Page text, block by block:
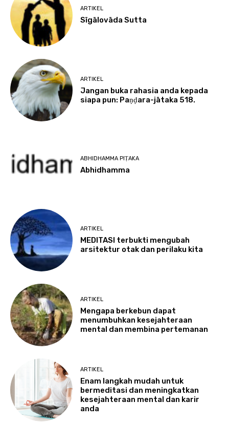
ARTIKEL
Sīgālovāda Sutta
ARTIKEL
Jangan buka rahasia anda kepada
siapa pun: Paṇḍara-jātaka 518.
ABHIDHAMMA PIṬAKA
Abhidhamma
ARTIKEL
MEDITASI terbukti mengubah
arsitektur otak dan perilaku kita
ARTIKEL
Mengapa berkebun dapat
menumbuhkan kesejahteraan
mental dan membina pertemanan
ARTIKEL
Enam langkah mudah untuk
bermeditasi dan meningkatkan
kesejahteraan mental dan karir
anda